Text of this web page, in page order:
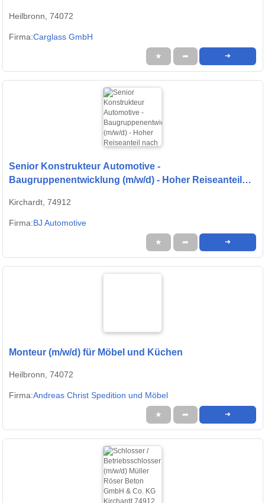
Heilbronn, 74072
Firma:Carglass GmbH
★ ➦ ➜
Senior Konstrukteur Automotive -
Baugruppenentwicklung (m/w/d) - Hoher Reiseanteil
Kirchardt, 74912
Firma:BJ Automotive
★ ➦ ➜
Monteur (m/w/d) für Möbel und Küchen
Heilbronn, 74072
Firma:Andreas Christ Spedition und Möbel
★ ➦ ➜